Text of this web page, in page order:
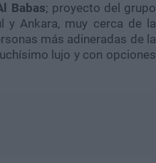
Babas; proyecto del grupo
yAnkara, muy cerca de la
más adineradas de la
lujo y con opciones